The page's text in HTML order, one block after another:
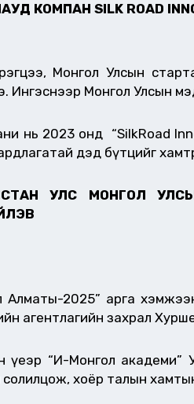
КОМПАН SILK ROAD
Монгол Улсын
Ингэснээр Монгол Улсын
нь 2023 онд “SilkRoad
дэд бүтцийг
УЛС МОНГОЛ
2025” арга
агентлагийн захрал
үеэр “И-Монгол академи”
хоёр талын